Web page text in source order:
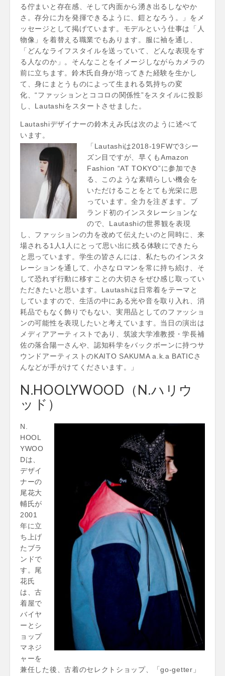
る佇まいと存在感、そして内面から湧き出るしなやか
さ。存分に力を発揮できるように、鎧となろう。」をメ
ッセージとして掲げています。モデルという仕事は「人
物像」を着替える職業でもあります。服に袖を通し、
「どんなライフスタイルを送っていて、どんな表現をす
る人なのか」。そんなことをイメージしながらカメラの
前に立ちます。鈴木氏自身が培ってきた経験を生かし
て、身にまとうものによって生まれる気持ちの変
化、“ファッションとココロの関係性”をスタイルに投影
し、Lautashiをスタートさせました。
Lautashiデザイナーの鈴木えみ氏は次のように述べて
います。
「Lautashiは2018-19FWで3シー
ズン目ですが、早くもAmazon
Fashion “AT TOKYO”に参加でき
る、このような素晴らしい機会を
いただけることをとても光栄に思
っています。全力を注ぎます。ブ
ランド初のインスタレーションな
ので、Lautashiの世界観を表現
し、ファッションの力を改めて伝えたいのと同時に、来
場される1人1人にとって思い出に残る体験にできたら
と思っています。学生の皆さんには、私たちのインスタ
レーションを通して、小さなロマンを常に持ち続け、そ
して恐れず行動に移すことの大切さをぜひ感じ取ってい
ただきたいと思います。Lautashiは日常着をテーマと
していますので、生活の中にある光や音を取り入れ、消
耗品でもなく飾りでもない、実用品としてのファッショ
ンの可能性を表現したいと考えています。当日の演出は
メディアアーティストであり、筑波大学准教授・学長補
佐の落合陽一さんや、認知科学をバックボーンに持つサ
ウンドアーティストのKAITO SAKUMA a.k.a BATICさ
んなどが手がけてくださいます。」
N.HOOLYWOOD（N.ハリウ
ッド）
N.
HOOL
YWOO
Dは、
デザイ
ナーの
尾花大
輔氏が
2001
年に立
ち上げ
たブラ
ンドで
す。尾
花氏
は、古
着屋で
バイヤ
ーとシ
ョップ
マネジ
ャーを
兼任した後、古着のセレクトショップ、「go-getter」